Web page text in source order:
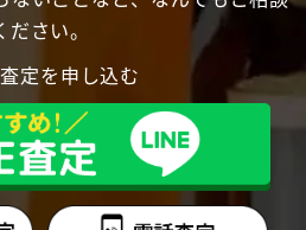
ださい。
定を申し込む